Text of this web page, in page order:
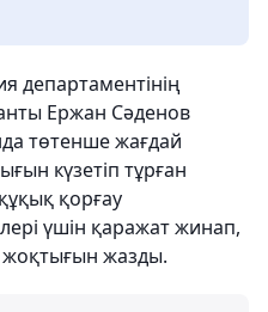
департаментінің
Ержан Сәденов
төтенше жағдай
күзетіп тұрған
қорғау
үшін қаражат жинап,
жоқтығын жазды.